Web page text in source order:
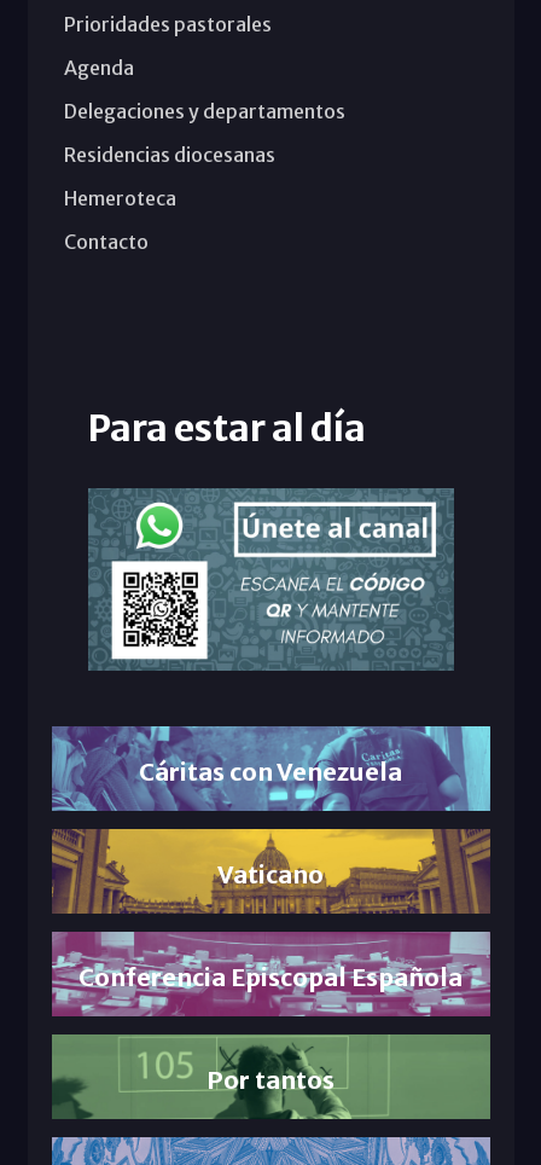
Prioridades pastorales
Agenda
Delegaciones y departamentos
Residencias diocesanas
Hemeroteca
Contacto
Para estar al día
Cáritas con Venezuela
Vaticano
Conferencia Episcopal Española
Por tantos